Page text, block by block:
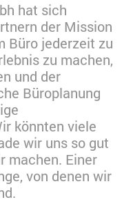
hat sich
der Mission
Büro jederzeit zu
zu machen,
und der
Büroplanung
könnten viele
wir uns so gut
machen. Einer
von denen wir